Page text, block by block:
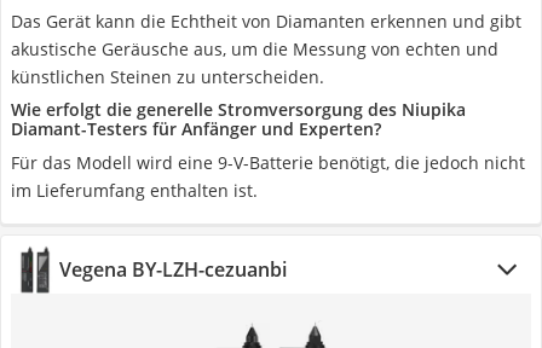
Das Gerät kann die Echtheit von Diamanten erkennen und gibt
akustische Geräusche aus, um die Messung von echten und
künstlichen Steinen zu unterscheiden.
Wie erfolgt die generelle Stromversorgung des Niupika
Diamant-Testers für Anfänger und Experten?
Für das Modell wird eine 9-V-Batterie benötigt, die jedoch nicht
im Lieferumfang enthalten ist.
Vegena ‎BY-LZH-cezuanbi